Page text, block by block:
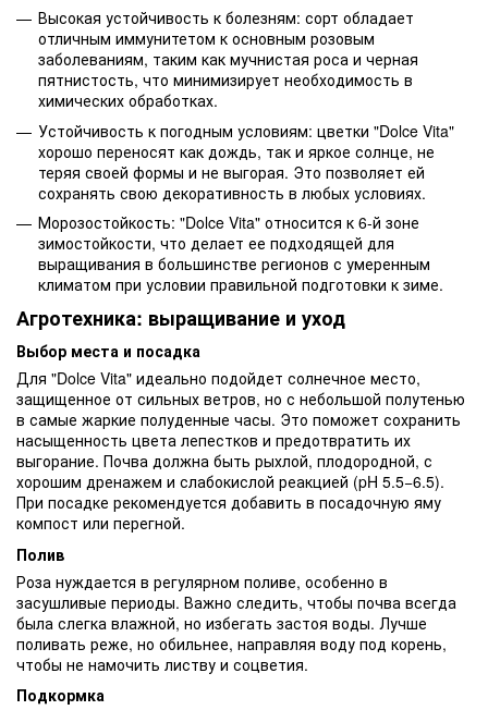
Высокая устойчивость к болезням: сорт обладает
отличным иммунитетом к основным розовым
заболеваниям, таким как мучнистая роса и черная
пятнистость, что минимизирует необходимость в
химических обработках.
Устойчивость к погодным условиям: цветки "Dolce Vita"
хорошо переносят как дождь, так и яркое солнце, не
теряя своей формы и не выгорая. Это позволяет ей
сохранять свою декоративность в любых условиях.
Морозостойкость: "Dolce Vita" относится к 6-й зоне
зимостойкости, что делает ее подходящей для
выращивания в большинстве регионов с умеренным
климатом при условии правильной подготовки к зиме.
Агротехника: выращивание и уход
Выбор места и посадка
Для "Dolce Vita" идеально подойдет солнечное место,
защищенное от сильных ветров, но с небольшой полутенью
в самые жаркие полуденные часы. Это поможет сохранить
насыщенность цвета лепестков и предотвратить их
выгорание. Почва должна быть рыхлой, плодородной, с
хорошим дренажем и слабокислой реакцией (pH 5.5−6.5).
При посадке рекомендуется добавить в посадочную яму
компост или перегной.
Полив
Роза нуждается в регулярном поливе, особенно в
засушливые периоды. Важно следить, чтобы почва всегда
была слегка влажной, но избегать застоя воды. Лучше
поливать реже, но обильнее, направляя воду под корень,
чтобы не намочить листву и соцветия.
Подкормка